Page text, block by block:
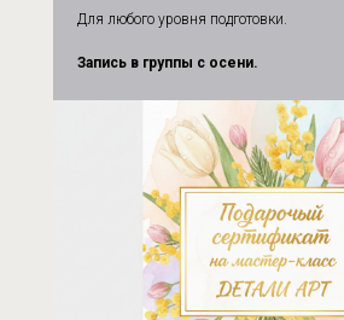
Для любого уровня подготовки.
Запись в группы с осени.